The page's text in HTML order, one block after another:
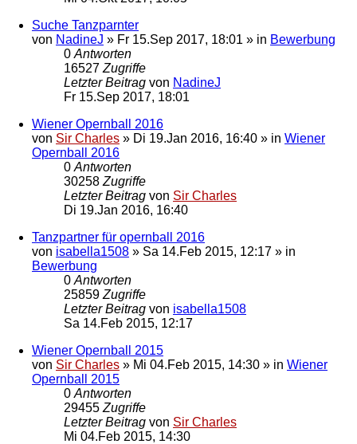
Suche Tanzparnter
von NadineJ » Fr 15.Sep 2017, 18:01 » in Bewerbung
0 Antworten
16527 Zugriffe
Letzter Beitrag von NadineJ
Fr 15.Sep 2017, 18:01
Wiener Opernball 2016
von Sir Charles » Di 19.Jan 2016, 16:40 » in Wiener
Opernball 2016
0 Antworten
30258 Zugriffe
Letzter Beitrag von Sir Charles
Di 19.Jan 2016, 16:40
Tanzpartner für opernball 2016
von isabella1508 » Sa 14.Feb 2015, 12:17 » in
Bewerbung
0 Antworten
25859 Zugriffe
Letzter Beitrag von isabella1508
Sa 14.Feb 2015, 12:17
Wiener Opernball 2015
von Sir Charles » Mi 04.Feb 2015, 14:30 » in Wiener
Opernball 2015
0 Antworten
29455 Zugriffe
Letzter Beitrag von Sir Charles
Mi 04.Feb 2015, 14:30